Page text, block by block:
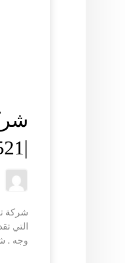
|0565930521
التي
وجه .